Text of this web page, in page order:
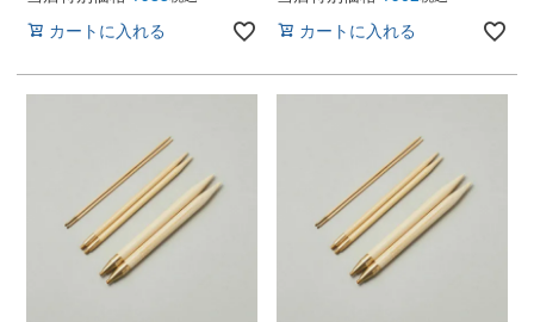
カートに入れる カートに入れる